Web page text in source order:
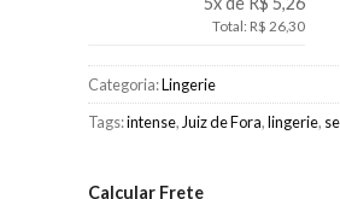
Total: R$ 26,30
Categoria:Lingerie
Tags:intense, Juiz de Fora,lingerie,
Calcular Frete